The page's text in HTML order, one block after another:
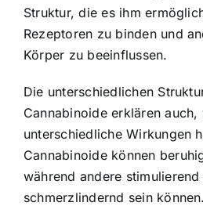
Struktur, die es ihm
Rezeptoren zu binden und
Körper zu beeinflussen.
Die unterschiedlichen
Cannabinoide erklären auch,
unterschiedliche Wirkungen
Cannabinoide können
während andere
schmerzlindernd sein können.